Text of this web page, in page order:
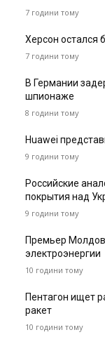
7 години тому
Херсон остался
7 години тому
В Германии
шпионаже
8 години тому
Huawei
9 години тому
Российские
покрытия над
9 години тому
Премьер
электроэнергии
10 години тому
Пентагон ищет
ракет
10 години тому